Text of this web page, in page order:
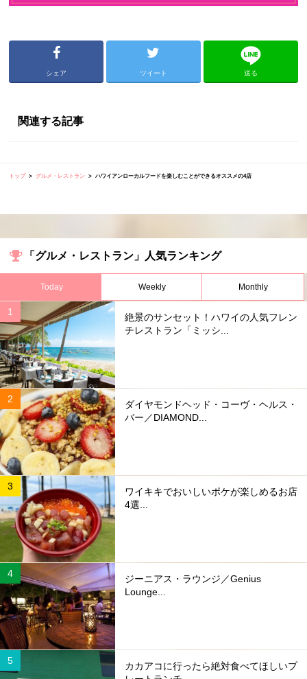
シェア ツイート 送る
関連する記事
トップ グルメ・レストラン ハワイアンローカルフードを楽しむことができるオススメの4店
「グルメ・レストラン」人気ランキング
Today Weekly Monthly
絶景のサンセット！ハワイの人気フレン
チレストラン「ミッシ...
ダイヤモンドヘッド・コーヴ・ヘルス・
バー／DIAMOND...
ワイキキでおいしいポケが楽しめるお店
4選...
ジーニアス・ラウンジ／Genius
Lounge...
カカアコに行ったら絶対食べてほしいプ